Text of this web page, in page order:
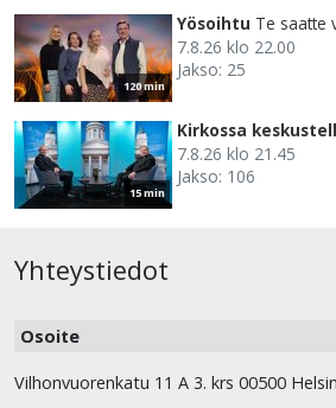
120 min
Yösoihtu Te saatte
7.8.26 klo 22.00
Jakso: 25
15 min
Kirkossa
7.8.26 klo 21.45
Jakso: 106
Yhteystiedot
Osoite
Vilhonvuorenkatu 11 A 3. krs 00500